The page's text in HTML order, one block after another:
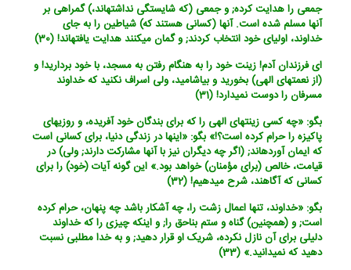
جمعی را هدایت کرده; و جمعی (که شایستگی نداشته‏اند،) گمراهی بر
آنها مسلم شده است. آنها (کسانی هستند که) شیاطین را به جای
خداوند، اولیای خود انتخاب کردند; و گمان می‏کنند هدایت یافته‏اند! (30)
ای فرزندان آدم! زینت خود را به هنگام رفتن به مسجد، با خود بردارید! و
(از نعمتهای الهی) بخورید و بیاشامید، ولی اسراف نکنید که خداوند
مسرفان را دوست نمی‏دارد! (31)
بگو: «چه کسی زینتهای الهی را که برای بندگان خود آفریده، و روزیهای
پاکیزه را حرام کرده است؟!» بگو: «اینها در زندگی دنیا، برای کسانی است
که ایمان آورده‏اند; (اگر چه دیگران نیز با آنها مشارکت دارند; ولی) در
قیامت، خالص (برای مؤمنان) خواهد بود.» این گونه آیات (خود) را برای
کسانی که آگاهند، شرح می‏دهیم! (32)
بگو: «خداوند، تنها اعمال زشت را، چه آشکار باشد چه پنهان، حرام کرده
است; و (همچنین) گناه و ستم بناحق را; و اینکه چیزی را که خداوند
دلیلی برای آن نازل نکرده، شریک او قرار دهید; و به خدا مطلبی نسبت
دهید که نمی‏دانید.» (33)